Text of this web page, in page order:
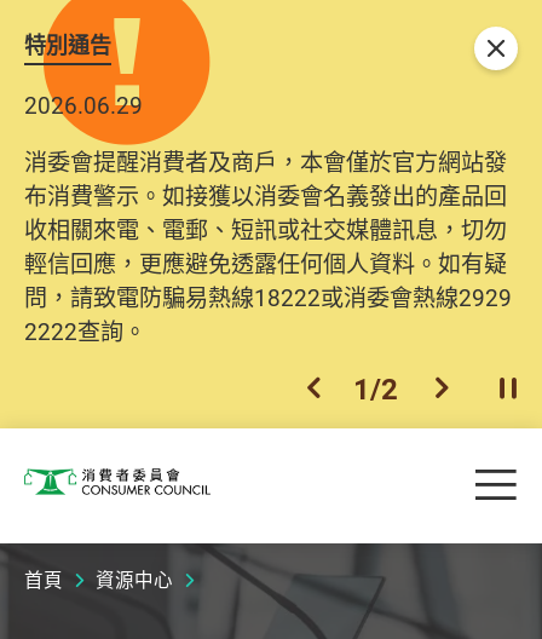
特別通告
2026.06.29
消委會提醒消費者及商戶，本會僅於官方網站發
布消費警示。如接獲以消委會名義發出的產品回
收相關來電、電郵、短訊或社交媒體訊息，切勿
輕信回應，更應避免透露任何個人資料。如有疑
問，請致電防騙易熱線18222或消委會熱線2929
2222查詢。
2025.10.31
為提升使用者體驗及網絡安全，本會的投訴處理
系統已經進行升級及推出新功能。由2025年11月
10日起，消費者需要提供基本聯絡資料（包括姓
名、電郵及電話）註冊帳戶，才可提交投訴、查
詢及建議。所有提交紀錄將清晰整合於帳戶中，
方便日後作出跟進。
上一個
2/2 下一個開
關閉
消費者委員會 目
首頁 資源中心